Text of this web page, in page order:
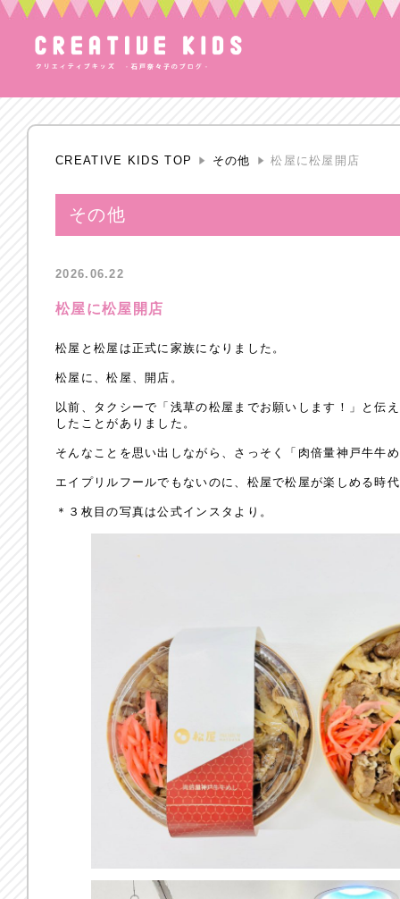
CREATIVE KIDS TOP その他 松屋に松屋開店
その他
2026.06.22
松屋に松屋開店
松屋と松屋は正式に家族になりました。
松屋に、松屋、開店。
以前、タクシーで「浅草の松屋までお願いします！」と伝
したことがありました。
そんなことを思い出しながら、さっそく「肉倍量神戸牛牛
エイプリルフールでもないのに、松屋で松屋が楽しめる時
＊３枚目の写真は公式インスタより。